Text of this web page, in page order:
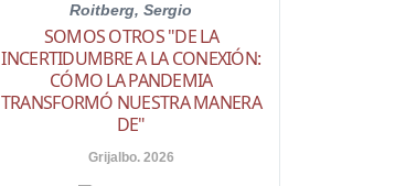
Roitberg, Sergio
SOMOS OTROS "DE LA
INCERTIDUMBRE A LA CONEXIÓN:
CÓMO LA PANDEMIA
TRANSFORMÓ NUESTRA MANERA
DE"
Grijalbo. 2026